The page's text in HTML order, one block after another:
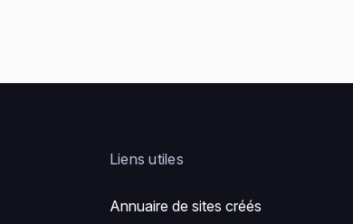
Liens utiles
Annuaire de sites créés